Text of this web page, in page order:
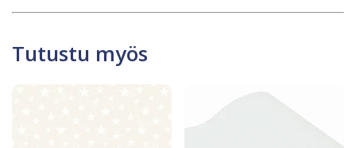
Tutustu myös